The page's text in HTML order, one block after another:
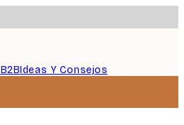
B2BIdeas Y Consejos